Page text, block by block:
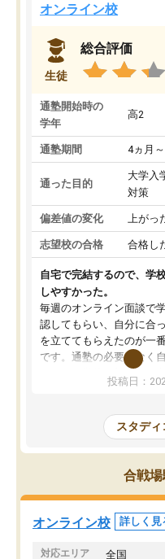
オンライン校
生徒
総合評価
通塾開始時の
学年
高2
通塾期間 4ヵ月
通った目的
大学入
対策
偏差値の変化 上がっ
志望校の合格 合格し
自宅で完結するので、学
しやすかった。
毎週のオンライン面談で
認してもらい、自分に合
を立ててもらえたのが一
です。通塾の必要がなく
たです。コーチが現役大
安も気軽に話せました。
についたと感じています
ットで質問できるのも便
人では迷いがちだった受
だと思います。
投稿日：
スタデ
合戦
オンライン校 詳しく見
対応エリア 全国